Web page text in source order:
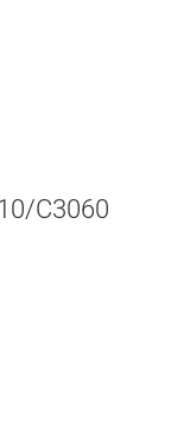
C3060
5K CLT-Y503L